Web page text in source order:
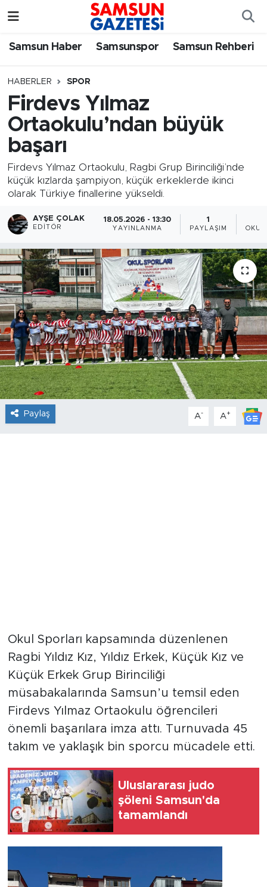
Samsun Haber Samsunspor Samsun Rehberi
HABERLER SPOR
Firdevs Yılmaz
Ortaokulu’ndan büyük
başarı
Firdevs Yılmaz Ortaokulu, Ragbi Grup Birinciliği’nde
küçük kızlarda şampiyon, küçük erkeklerde ikinci
olarak Türkiye finallerine yükseldi.
AYŞE ÇOLAK
EDITÖR
18.05.2026 - 13:30
YAYINLANMA
1
PAYLAŞIM
Paylaş A- A+
Okul Sporları kapsamında düzenlenen
Ragbi Yıldız Kız, Yıldız Erkek, Küçük Kız ve
Küçük Erkek Grup Birinciliği
müsabakalarında Samsun’u temsil eden
Firdevs Yılmaz Ortaokulu öğrencileri
önemli başarılara imza attı. Turnuvada 45
takım ve yaklaşık bin sporcu mücadele etti.
Uluslararası judo
şöleni Samsun'da
tamamlandı
Samsun Haber
Samsun Rehberi
Samsun Nöbetçi Eczaneler
SAMSUN Namaz Vakitleri
Samsun Trafik Yoğunluk Haritası
Süper Lig Puan Durumu ve Fikstür
Tüm Manşetler
Son Dakika Haberleri
Haber Arşivi